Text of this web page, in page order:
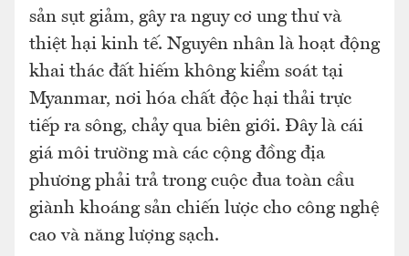
sản sụt giảm, gây ra nguy cơ ung thư và
thiệt hại kinh tế. Nguyên nhân là hoạt động
khai thác đất hiếm không kiểm soát tại
Myanmar, nơi hóa chất độc hại thải trực
tiếp ra sông, chảy qua biên giới. Đây là cái
giá môi trường mà các cộng đồng địa
phương phải trả trong cuộc đua toàn cầu
giành khoáng sản chiến lược cho công nghệ
cao và năng lượng sạch.